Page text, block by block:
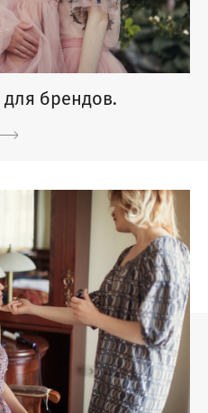
брендов.